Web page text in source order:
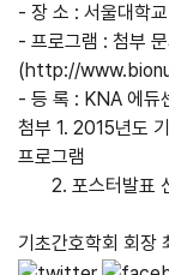
- 장 소 : 서울대학
- 프로그램 : 첨부
(http://
- 등 록 : KNA 에듀
첨부 1. 2015년도
프로그램
2. 포스터발표
기초간호학회 회장